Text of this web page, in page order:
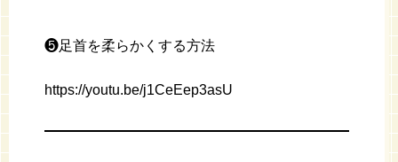
❺足首を柔らかくする方法
https://youtu.be/j1CeEep3asU